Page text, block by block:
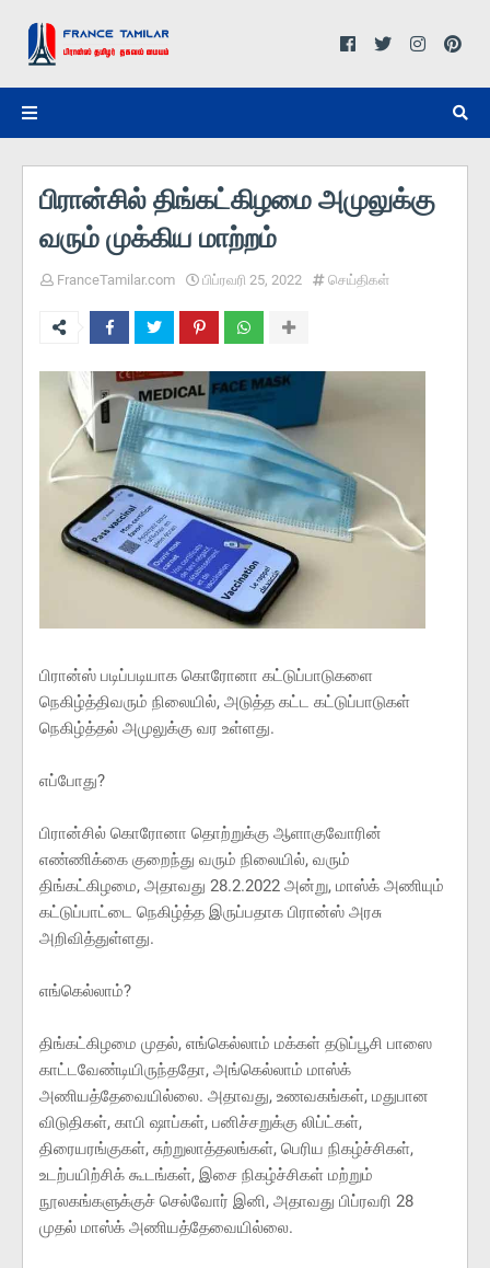
பிரான்சில் திங்கட்கிழமை அமுலுக்கு
வரும் முக்கிய மாற்றம்
FranceTamilar.com பிப்ரவரி 25, 2022 செய்திகள்
பிரான்ஸ் படிப்படியாக கொரோனா கட்டுப்பாடுகளை
நெகிழ்த்திவரும் நிலையில், அடுத்த கட்ட கட்டுப்பாடுகள்
நெகிழ்த்தல் அமுலுக்கு வர உள்ளது.
எப்போது?
பிரான்சில் கொரோனா தொற்றுக்கு ஆளாகுவோரின்
எண்ணிக்கை குறைந்து வரும் நிலையில், வரும்
திங்கட்கிழமை, அதாவது 28.2.2022 அன்று, மாஸ்க் அணியும்
கட்டுப்பாட்டை நெகிழ்த்த இருப்பதாக பிரான்ஸ் அரசு
அறிவித்துள்ளது.
எங்கெல்லாம்?
திங்கட்கிழமை முதல், எங்கெல்லாம் மக்கள் தடுப்பூசி பாஸை
காட்டவேண்டியிருந்ததோ, அங்கெல்லாம் மாஸ்க்
அணியத்தேவையில்லை. அதாவது, உணவகங்கள், மதுபான
விடுதிகள், காபி ஷாப்கள், பனிச்சறுக்கு லிப்ட்கள்,
திரையரங்குகள், சுற்றுலாத்தலங்கள், பெரிய நிகழ்ச்சிகள்,
உடற்பயிற்சிக் கூடங்கள், இசை நிகழ்ச்சிகள் மற்றும்
நூலகங்களுக்குச் செல்வோர் இனி, அதாவது பிப்ரவரி 28
முதல் மாஸ்க் அணியத்தேவையில்லை.